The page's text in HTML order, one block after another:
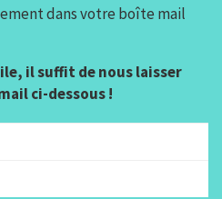
dans votre boîte mail
il suffit de nous laisser
ci-dessous !